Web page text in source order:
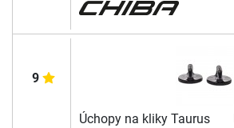
9
Úchopy na kliky Taurus